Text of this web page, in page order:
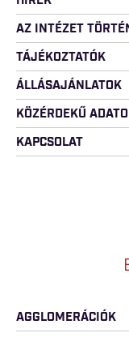
AZ INTÉZET
TÁJÉKOZTATÓK
ÁLLÁSAJÁNLATOK
KÖZÉRDEKŰ
KAPCSOLAT
AGGLOMERÁCIÓK